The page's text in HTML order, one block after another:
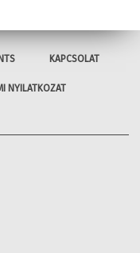
KAPCSOLAT
NYILATKOZAT